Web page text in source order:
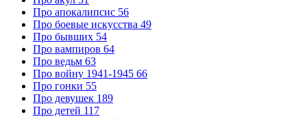
Про апокалипсис 56
Про боевые искусства 49
Про бывших 54
Про вампиров 64
Про ведьм 63
Про войну 1941-1945 66
Про гонки 55
Про девушек 189
Про детей 117